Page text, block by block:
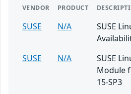
VENDOR PRODUCT
SUSE N/A
SUSE
SUSE
N/A
SUSE
Module
15-SP3